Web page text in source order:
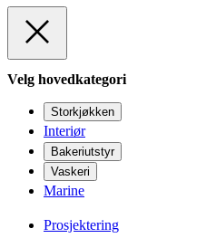
Velg hovedkategori
Storkjøkken
Interiør
Bakeriutstyr
Vaskeri
Marine
Prosjektering